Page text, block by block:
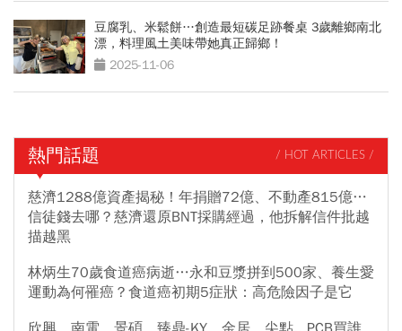
豆腐乳、米鬆餅…創造最短碳足跡餐桌 3歲離鄉南北
漂，料理風土美味帶她真正歸鄉！
2025-11-06
熱門話題 / HOT ARTICLES /
慈濟1288億資產揭秘！年捐贈72億、不動產815億…
信徒錢去哪？慈濟還原BNT採購經過，他拆解信件批越
描越黑
林炳生70歲食道癌病逝…永和豆漿拼到500家、養生愛
運動為何罹癌？食道癌初期5症狀：高危險因子是它